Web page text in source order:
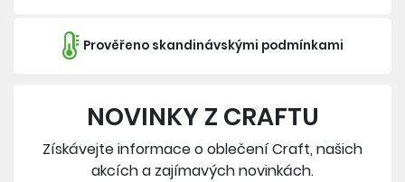
Prověřeno skandinávskými podmínkami
NOVINKY Z CRAFTU
Získávejte informace o oblečení Craft, našich
akcích a zajímavých novinkách.